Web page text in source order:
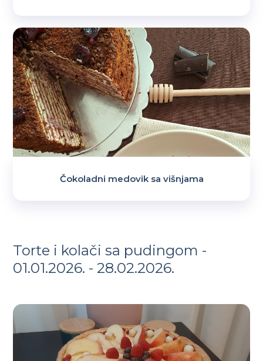
Čokoladni medovik sa višnjama
Torte i kolači sa pudingom -
01.01.2026. - 28.02.2026.